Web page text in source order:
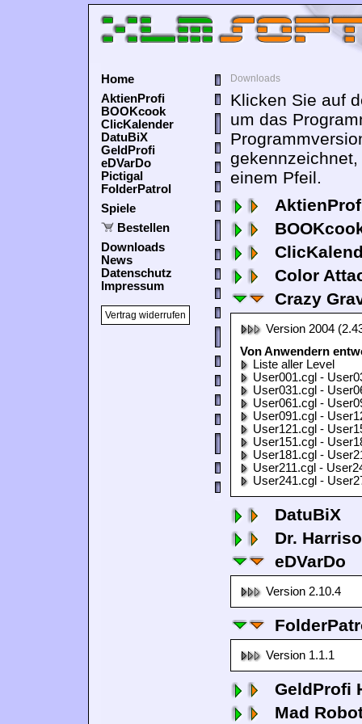
Home
AktienProfi
BOOKcook
ClicKalender
DatuBiX
GeldProfi
eDVarDo
Pictigal
FolderPatrol
Spiele
Bestellen
Downloads
News
Datenschutz
Impressum
Vertrag widerrufen
Downloads
Klicken Sie auf
um das
einem Pfeil.
Color
Crazy
Version 2004
Von Anwendern
Liste aller Level
User001.cgl -
User031.cgl -
User061.cgl -
User091.cgl -
User121.cgl -
User151.cgl -
User181.cgl -
User211.cgl -
User241.cgl -
DatuBiX
Dr.
eDVarDo
Version 2.10.4
Version 1.1.1
GeldProfi
Mad